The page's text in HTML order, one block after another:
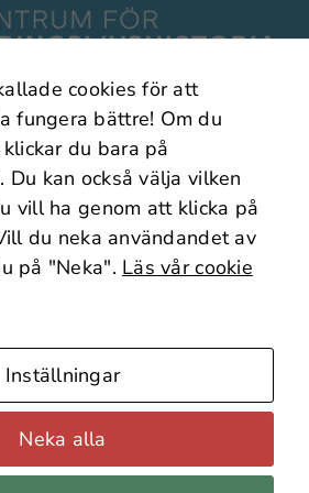
vidare!
för Näringslivshistoria
cookies för att
fungera bättre! Om du
du bara på
Du kan också välja vilken
vill ha genom att klicka på
du neka användandet av
på "Neka". Läs vår cookie
Inställningar
Neka alla